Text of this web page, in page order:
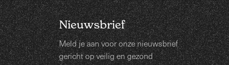
Nieuwsbrief
Meld je aan voor onze nieuwsbrief
gericht op veilig en gezond